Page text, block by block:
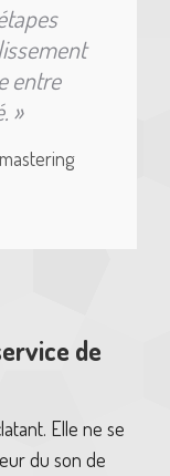
entre
»
de
Elle ne se
du son de